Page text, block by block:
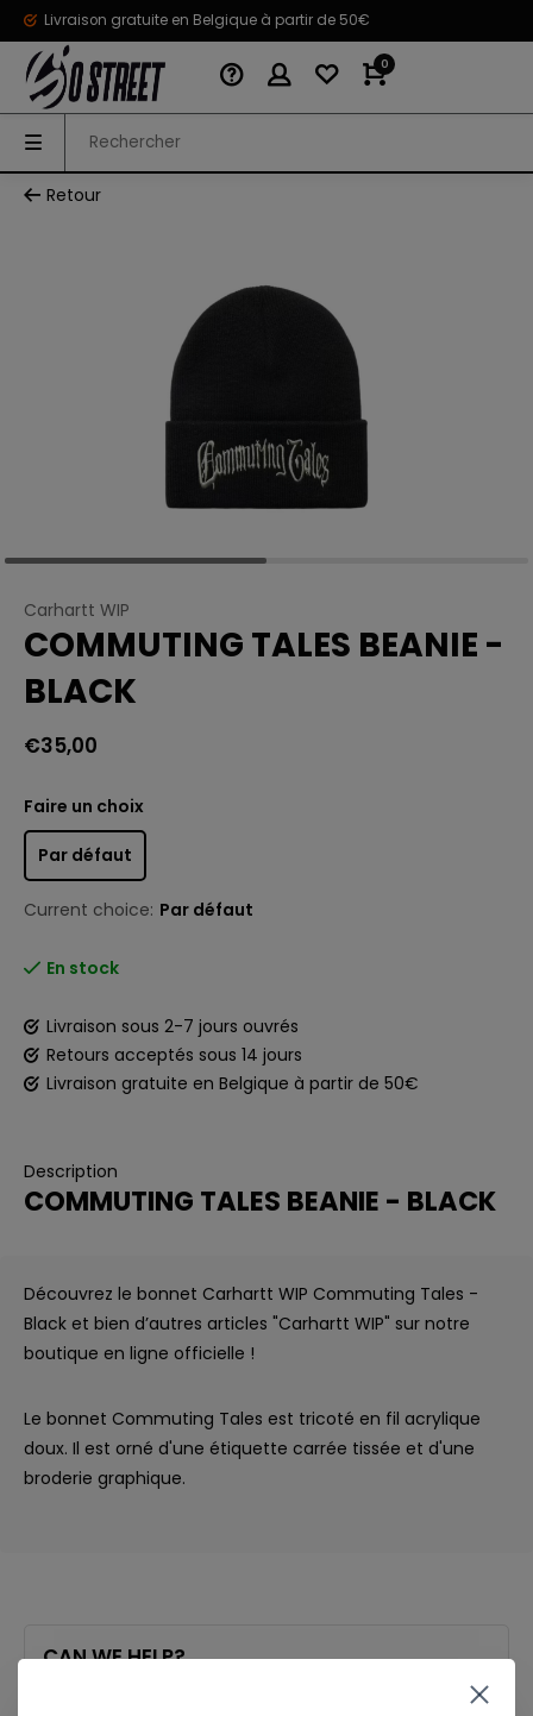
Livraison gratuite en Belgique à partir de 50€
0
Retour
Carhartt WIP
COMMUTING TALES BEANIE -
BLACK
€35,00
Faire un choix
Par défaut
Current choice: Par défaut
En stock
Livraison sous 2-7 jours ouvrés
Retours acceptés sous 14 jours
Livraison gratuite en Belgique à partir de 50€
Description
COMMUTING TALES BEANIE - BLACK
Découvrez le bonnet Carhartt WIP Commuting Tales -
Black et bien d’autres articles "Carhartt WIP" sur notre
boutique en ligne officielle !
Le bonnet Commuting Tales est tricoté en fil acrylique
doux. Il est orné d'une étiquette carrée tissée et d'une
broderie graphique.
CAN WE HELP?